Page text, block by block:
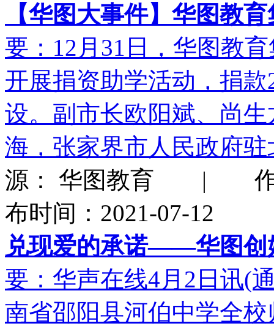
【华图大事件】华图教
要：12月31日，华图教
开展捐资助学活动，捐
设。副市长欧阳斌、尚
海，张家界市人民政府
源： 华图教育 |
布时间：2021-07-12
兑现爱的承诺——华图创
要：华声在线4月2日讯(
南省邵阳县河伯中学全